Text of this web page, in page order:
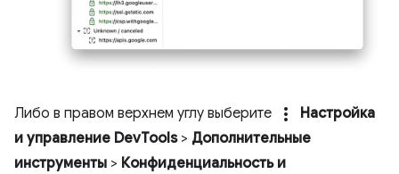
Либо в правом верхнем углу выберите more_vert
Настройка
и управление DevTools> Дополнительные
инструменты > Конфиденциальность и